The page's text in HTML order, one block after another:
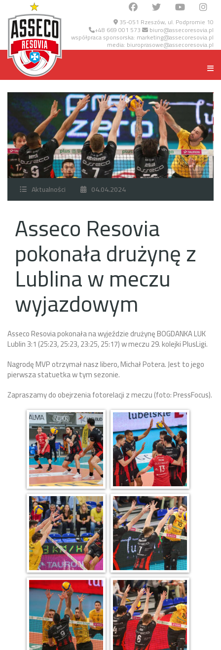
35-051 Rzeszów, ul. Podpromie 10
+48 669 001 573 biuro@assecoresovia.pl
współpraca sponsorska: marketing@assecoresovia.pl
media: biuroprasowe@assecoresovia.pl
Aktualności 04.04.2024
Asseco Resovia
pokonała drużynę z
Lublina w meczu
wyjazdowym
Asseco Resovia pokonała na wyjeździe drużynę BOGDANKA LUK
Lublin 3:1 (25:23, 25:23, 23:25, 25:17) w meczu 29. kolejki PlusLigi.
Nagrodę MVP otrzymał nasz libero, Michał Potera. Jest to jego
pierwsza statuetka w tym sezonie.
Zapraszamy do obejrzenia fotorelacji z meczu (foto: PressFocus).